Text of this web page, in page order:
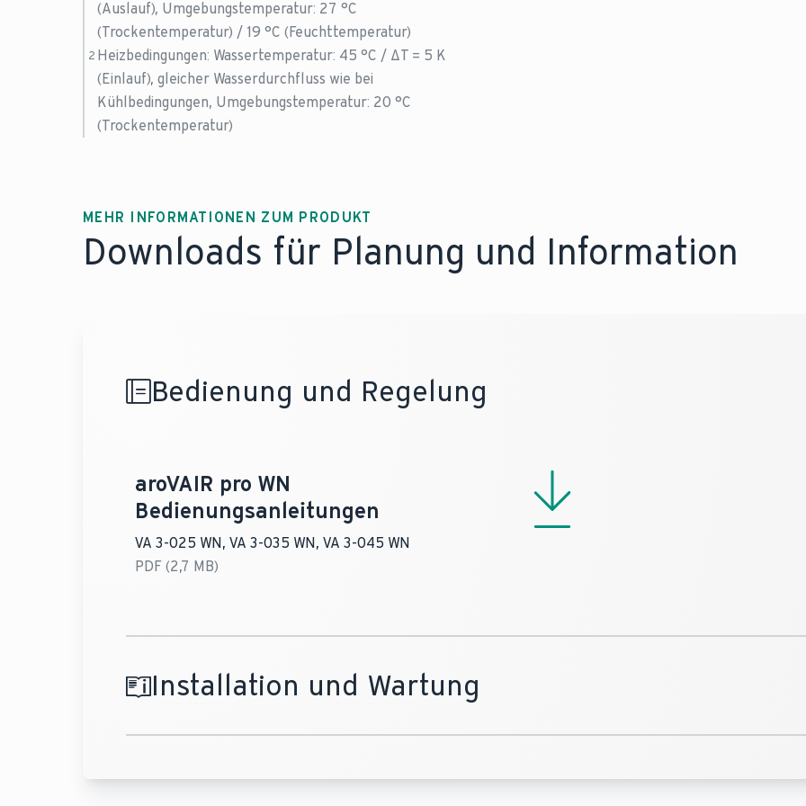
(Auslauf), Umgebungstemperatur: 27 °C
(Trockentemperatur) / 19 °C (Feuchttemperatur)
2 Heizbedingungen: Wassertemperatur: 45 °C / ΔT = 5 K
(Einlauf), gleicher Wasserdurchfluss wie bei
Kühlbedingungen, Umgebungstemperatur: 20 °C
(Trockentemperatur)
MEHR INFORMATIONEN ZUM PRODUKT
Downloads für Planung und Information
Bedienung und Regelung
aroVAIR pro WN
Bedienungsanleitungen
VA 3-025 WN, VA 3-035 WN, VA 3-045 WN
PDF (2,7 MB)
Installation und Wartung
aroVAIR pro WN